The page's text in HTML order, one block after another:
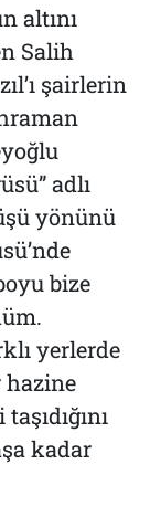
altını
Salih
şairlerin
” adlı
yönünü
’nde
bize
yerlerde
kadar